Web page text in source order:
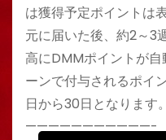
は獲得予定ポイントは
元に届いた後、約2～3
高にDMMポイントが
ーンで付与されるポイ
日から30日となります
———————————-